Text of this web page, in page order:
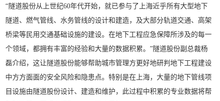
“隧道股份从上世纪60年代开始，就已参与了上海近乎所有大型地下
隧道、燃气管线、水务管线的设计和建造，及大部分轨道交通、高架
桥梁等民用交通基础设施的建设。在地下工程应急保障所涉及的每一
个领域，都拥有丰富的经验和大量的数据积累。”隧道股份副总裁杨
磊介绍，这让隧道股份能够帮助城市管理方更好地研判地下工程建设
中方方面面的安全风险和隐患点。特别是在上海，大量的地下管线项
目设施由隧道股份设计、建造和维护，此过程中积累的专业数据将帮